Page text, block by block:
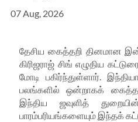
07 Aug, 2026
தேசிய கைத்தறி தினமான
கிரிஜராஜ் சிங் எழுதிய
மோடி பகிர்ந்துள்ளார்.
பலங்களில் ஒன்றாகக்
இந்திய ஜவுளித்
பாரம்பரியங்களையும் இந்தக்